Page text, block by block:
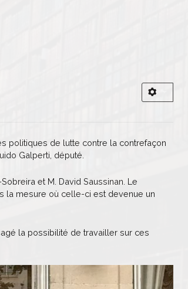
politiques de lutte contre la contrefaçon
Galperti, député.
et M. David Saussinan. Le
la mesure où celle-ci est devenue un
la possibilité de travailler sur ces